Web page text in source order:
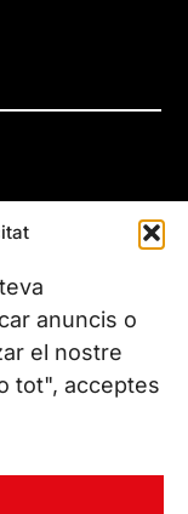
anuncis o
el nostre
tot", acceptes